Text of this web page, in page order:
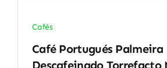
Cafés
Café Portugués Palmeira